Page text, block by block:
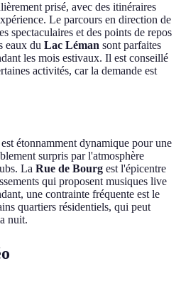
prisé, avec des itinéraires
Le parcours en direction de
spectaculaires et des points de repos
eaux du Lac Léman sont parfaites
les mois estivaux. Il est conseillé
activités, car la demande est
étonnamment dynamique pour une
surpris par l'atmosphère
La Rue de Bourg est l'épicentre
qui proposent musiques live
une contrainte fréquente est le
quartiers résidentiels, qui peut
nuit.